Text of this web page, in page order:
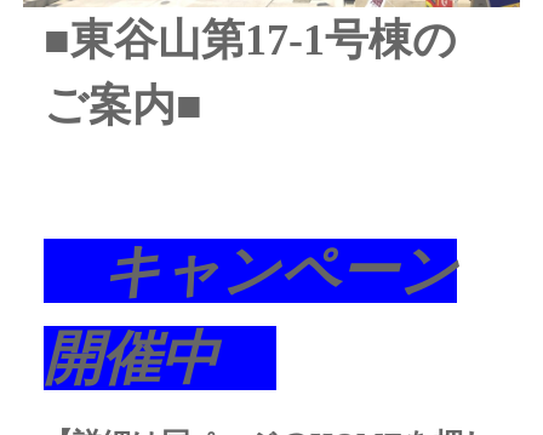
■東谷山第17-1号棟の
ご案内■
キャンペーン
開催中